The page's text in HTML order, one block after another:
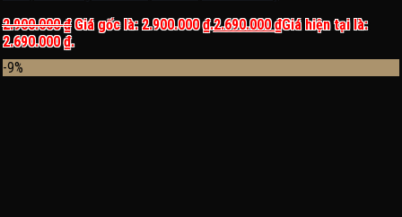
2.900.000₫ Giá gốc là: 2.900.000 ₫.2.690.000₫Giá hiện tại là:
2.690.000 ₫.
-9%